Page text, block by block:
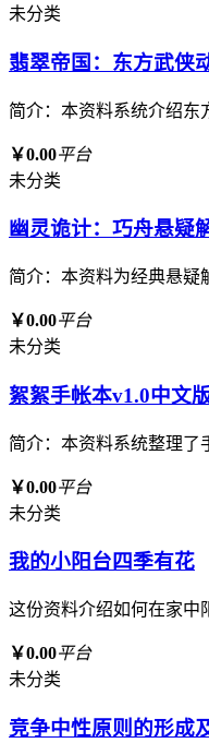
未分类
翡翠帝国：东方武侠
简介：本资料系统介绍东
￥0.00平台
未分类
幽灵诡计：巧舟悬疑
简介：本资料为经典悬疑
￥0.00平台
未分类
絮絮手帐本v1.0中文
简介：本资料系统整理了
￥0.00平台
未分类
我的小阳台四季有花
这份资料介绍如何在家中
￥0.00平台
未分类
竞争中性原则的形成